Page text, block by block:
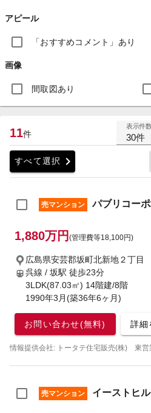
アピール
「おすすめコメント」あり
画像
間取図あり
11件
表示件数
30件
すべて選択 chevron_right
売マンション パブリコー
1,880万円 (管理費等18,100円)
広島県安芸郡坂町北新地２丁目
呉線 / 坂駅 徒歩23分
3LDK(87.03㎡) 14階建/8階
1990年3月(築36年6ヶ月)
お問い合わせ(無料) 詳細
情報提供会社: トータテ住宅販売(株) 東営
売マンション イーストヒ